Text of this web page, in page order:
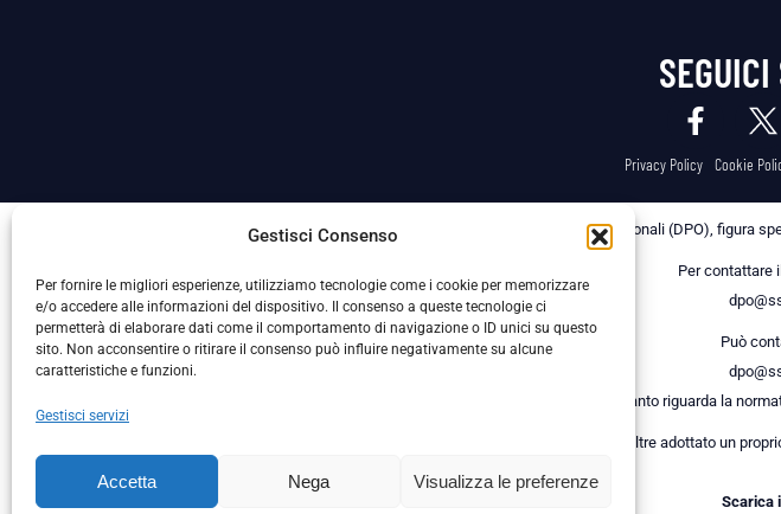
Gestisci Consenso
Per fornire le migliori esperienze, utilizziamo tecnologie come i cookie per memorizzare
e/o accedere alle informazioni del dispositivo. Il consenso a queste tecnologie ci
permetterà di elaborare dati come il comportamento di navigazione o ID unici su questo
sito. Non acconsentire o ritirare il consenso può influire negativamente su alcune
caratteristiche e funzioni.
Gestisci servizi
Accetta Nega Visualizza le preferenze
Privacy Policy Cookie
La Società ha nominato il Responsabile della Protezione dei Dati Personali (DPO), figura
Per contattare
Può
anche per quanto riguarda la
La Società ha inoltre adottato un
Scarica